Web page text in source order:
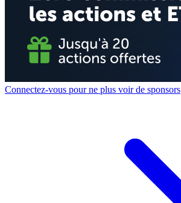
Connectez-vous pour ne plus voir de sponsors